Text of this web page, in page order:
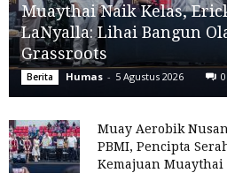
Muaythai Naik Kelas,
LaNyalla: Lihai Bangun
Grassroots
Berita Humas - 5 Agustus 2026 0
Muay Aerobik
PBMI, Pencipta
Kemajuan Muaythai